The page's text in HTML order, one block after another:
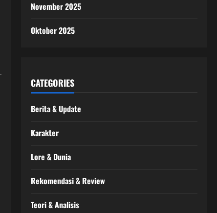
November 2025
Oktober 2025
CATEGORIES
Berita & Update
Karakter
Lore & Dunia
Rekomendasi & Review
Teori & Analisis